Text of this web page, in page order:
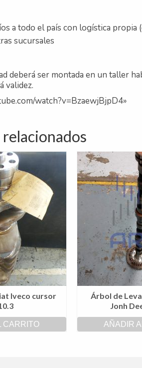
a todo el país con logística
sucursales
deberá ser montada en un taller
validez.
watch?v=BzaewjBjpD4»
Iveco cursor
CARRITO
Árbol de
Jonh
AÑADIR